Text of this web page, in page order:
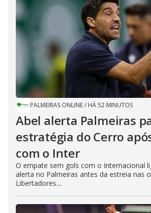
PALMEIRAS ONLINE/ HÁ 52 MINUTOS
Abel alerta Palmeiras
estratégia do Cerro
com o Inter
O empate sem gols com o Internacional
alerta no Palmeiras antes da estreia nas
Libertadores....